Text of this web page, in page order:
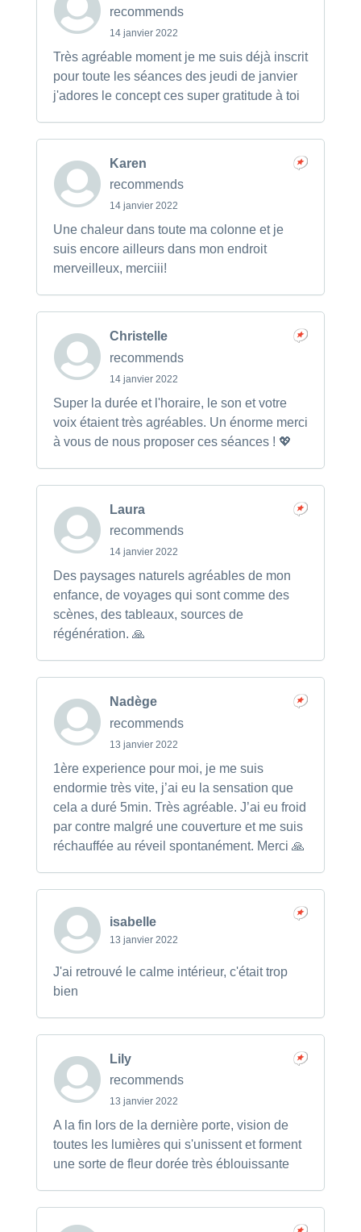
recommends
14 janvier 2022
Très agréable moment je me suis déjà inscrit
pour toute les séances des jeudi de janvier
j'adores le concept ces super gratitude à toi
Karen
recommends
14 janvier 2022
Une chaleur dans toute ma colonne et je
suis encore ailleurs dans mon endroit
merveilleux, merciii!
Christelle
recommends
14 janvier 2022
Super la durée et l'horaire, le son et votre
voix étaient très agréables. Un énorme merci
à vous de nous proposer ces séances ! 💖
Laura
recommends
14 janvier 2022
Des paysages naturels agréables de mon
enfance, de voyages qui sont comme des
scènes, des tableaux, sources de
régénération. 🙏
Nadège
recommends
13 janvier 2022
1ère experience pour moi, je me suis
endormie très vite, j’ai eu la sensation que
cela a duré 5min. Très agréable. J’ai eu froid
par contre malgré une couverture et me suis
réchauffée au réveil spontanément. Merci 🙏
isabelle
13 janvier 2022
J'ai retrouvé le calme intérieur, c'était trop
bien
Lily
recommends
13 janvier 2022
A la fin lors de la dernière porte, vision de
toutes les lumières qui s'unissent et forment
une sorte de fleur dorée très éblouissante